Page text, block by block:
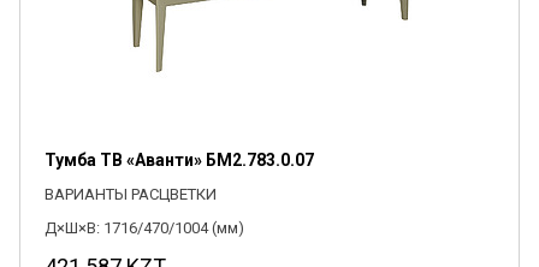
Тумба ТВ «Аванти» БМ2.783.0.07
ВАРИАНТЫ РАСЦВЕТКИ
Д×Ш×В: 1716/470/1004 (мм)